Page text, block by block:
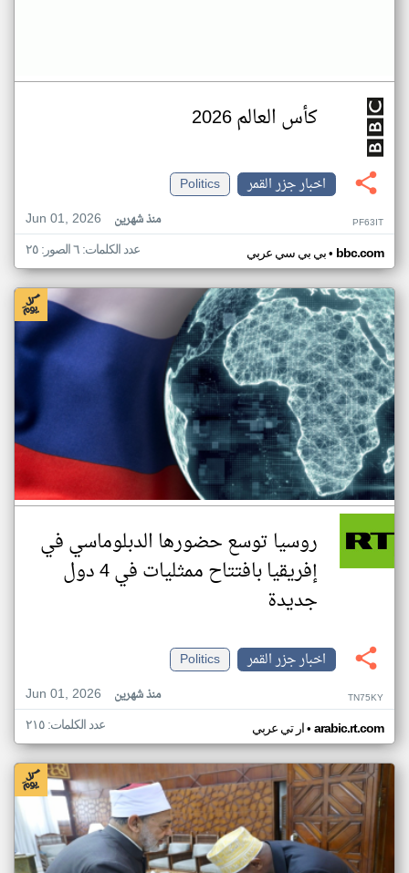
كأس العالم 2026
اخبار جزر القمر
Politics
Jun 01, 2026
منذ شهرين PF63IT
بي بي سي عربي• bbc.com عدد الكلمات: ٦ الصور: ٢٥
روسيا توسع حضورها الدبلوماسي في
إفريقيا بافتتاح ممثليات في 4 دول
جديدة
اخبار جزر القمر
Politics
Jun 01, 2026
منذ شهرين TN75KY
ار تي عربي• arabic.rt.com عدد الكلمات: ٢١٥